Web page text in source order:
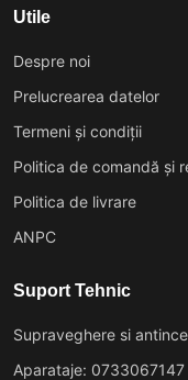
Utile
Despre noi
Prelucrearea datelor
Termeni și condiții
Politica de comandă și
Politica de livrare
ANPC
Suport Tehnic
Supraveghere si
Aparataje: 0733067147